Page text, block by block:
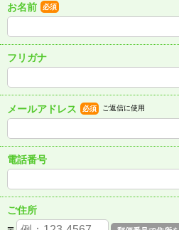
お名前 必須
フリガナ
メールアドレス 必須 ご返信に使用
電話番号
ご住所